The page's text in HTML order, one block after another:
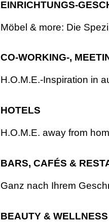
EINRICHTUNGS-
Möbel & more: Die
CO-WORKING-,
H.O.M.E.-Inspiration in
HOTELS
H.O.M.E. away from
BARS, CAFÉS &
Ganz nach Ihrem
BEAUTY & WELLNESS